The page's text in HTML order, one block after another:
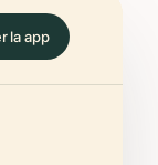
la app